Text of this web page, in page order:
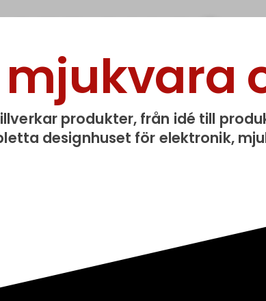
P2
våra världskända
produkter, från idé till
designhuset för elektronik,